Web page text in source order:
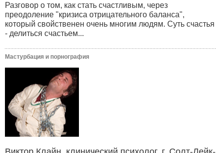
Разговор о том, как стать счастливым, через
преодоление "кризиса отрицательного баланса",
который свойственен очень многим людям. Суть счастья
- делиться счастьем...
Мастурбация и порнография